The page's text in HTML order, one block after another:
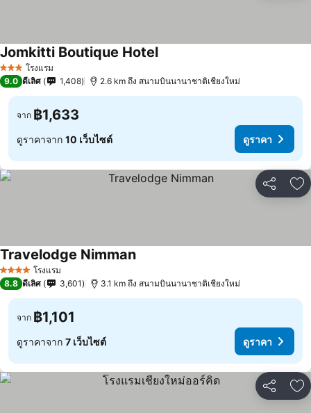
3 ดาว โรงแรม
Jomkitti Boutique Hotel
9.0 ดีเลิศ 1,408 2.6 km ถึง สนามบินนานาชาติเชียงใหม่
จาก ฿1,633
ดูราคาจาก 10 เว็บไซต์ ดูราคา
แชร์ เ
4 ดาว โรงแรม
Travelodge Nimman
8.8 ดีเลิศ 3,601 3.1 km ถึง สนามบินนานาชาติเชียงใหม่
จาก ฿1,101
ดูราคาจาก 7 เว็บไซต์ ดูราคา
แชร์ เ